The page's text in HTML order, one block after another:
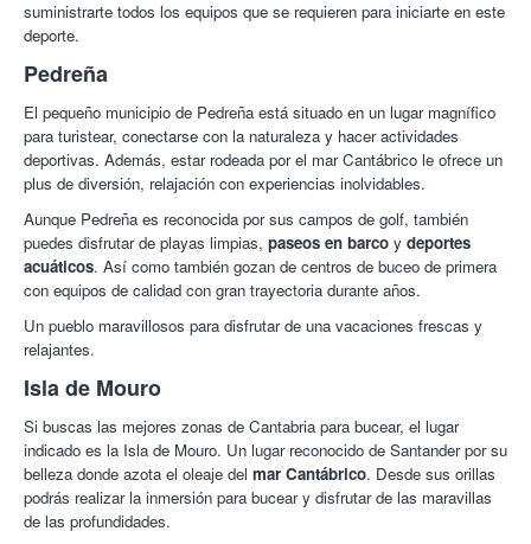
suministrarte todos los equipos que se requieren para iniciarte en este
deporte.
Pedreña
El pequeño municipio de Pedreña está situado en un lugar magnífico
para turistear, conectarse con la naturaleza y hacer actividades
deportivas. Además, estar rodeada por el mar Cantábrico le ofrece un
plus de diversión, relajación con experiencias inolvidables.
Aunque Pedreña es reconocida por sus campos de golf, también
puedes disfrutar de playas limpias, paseos en barco y deportes
acuáticos. Así como también gozan de centros de buceo de primera
con equipos de calidad con gran trayectoria durante años.
Un pueblo maravillosos para disfrutar de una vacaciones frescas y
relajantes.
Isla de Mouro
Si buscas las mejores zonas de Cantabria para bucear, el lugar
indicado es la Isla de Mouro. Un lugar reconocido de Santander por su
belleza donde azota el oleaje del mar Cantábrico. Desde sus orillas
podrás realizar la inmersión para bucear y disfrutar de las maravillas
de las profundidades.